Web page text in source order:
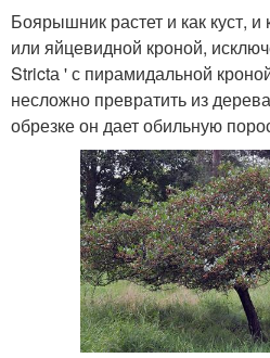
Боярышник растет и как куст,
или яйцевидной кроной,
Strictа ' с пирамидальной
несложно превратить из
обрезке он дает обильную